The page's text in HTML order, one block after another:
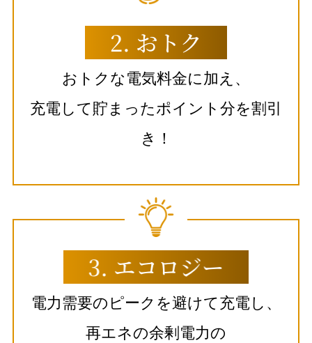
おトクな電気料金に加え、
充電して貯まったポイント分を割引
き！
電力需要のピークを避けて充電し、
再エネの余剰電力の